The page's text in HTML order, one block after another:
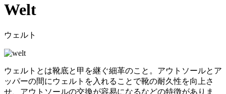
Welt
ウェルト
ウェルトとは靴底と甲を継ぐ細革のこと。アウトソールとア
ッパーの間にウェルトを入れることで靴の耐久性を向上さ
せ、アウトソールの交換が容易になるなどの特徴がありま